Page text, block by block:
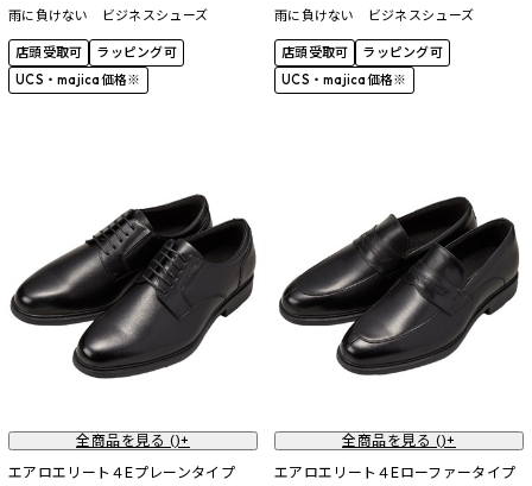
雨に負けない ビジネスシューズ
店頭受取可
ラッピング可
UCS・majica価格※
雨に負けない ビジネスシューズ
店頭受取可
ラッピング可
UCS・majica価格※
全商品を見る ()+
エアロエリート４Eプレーンタイプ
全商品を見る ()+
エアロエリート４Eローファータイプ